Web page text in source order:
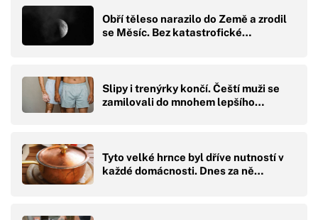
Obří těleso narazilo do Země a zrodil
se Měsíc. Bez katastrofické…
Slipy i trenýrky končí. Čeští muži se
zamilovali do mnohem lepšího…
Tyto velké hrnce byl dříve nutností v
každé domácnosti. Dnes za ně…